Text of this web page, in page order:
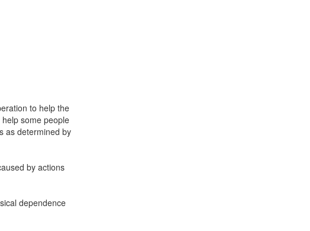
to help the
some people
as determined by
by actions
dependence